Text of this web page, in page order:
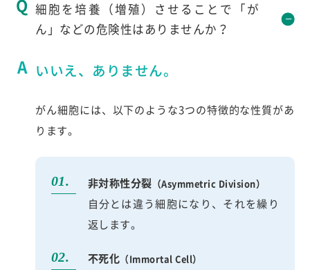
細胞を培養（増殖）させることで「が
ん」などの危険性はありませんか？
いいえ、ありません。
がん細胞には、以下のような3つの特徴的な性質があ
ります。
非対称性分裂 （Asymmetric Division）
自分とは違う細胞になり、それを繰り
返します。
不死化 （Immortal Cell）